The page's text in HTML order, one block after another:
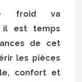
le froid va
il est temps
de cet
les pièces
confort et